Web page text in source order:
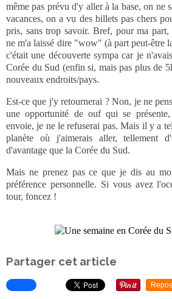
même pas prévu d'y aller à la base, on ne
vacances, on a vu des billets pas chers
pris, sans trop savoir. Bref, pour ma
ne m'a laissé dire "wow" (à part peut-être
c'était une découverte sympa car je
Corée du Sud (enfin si, mais pas plus de
nouveaux endroits/pays.
Est-ce que j'y retournerai ? Non, je ne
une opportunité de ouf qui se
envoie, je ne le refuserai pas. Mais il y a
planète où j'aimerais aller, tellement
d'avantage que la Corée du Sud.
Mais ne prenez pas ce que je dis au
préférence personnelle. Si vous avez
tour, foncez !
Partager cet article